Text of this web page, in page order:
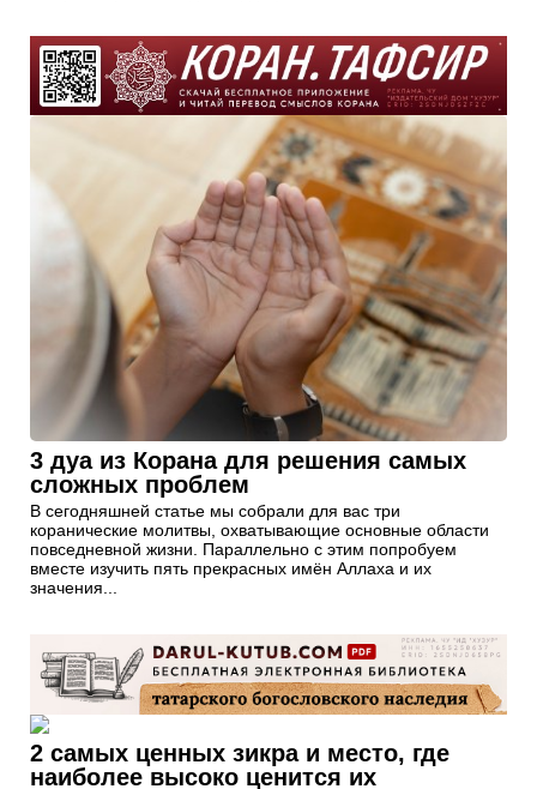
3 дуа из Корана для решения самых
сложных проблем
В сегодняшней статье мы собрали для вас три
коранические молитвы, охватывающие основные области
повседневной жизни. Параллельно с этим попробуем
вместе изучить пять прекрасных имён Аллаха и их
значения...
2 самых ценных зикра и место, где
наиболее высоко ценится их